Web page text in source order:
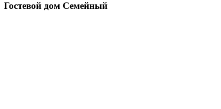
Гостевой дом Семейный